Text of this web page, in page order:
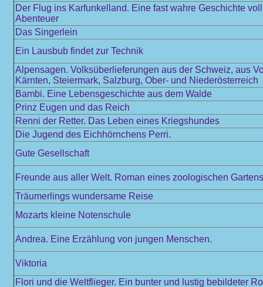
Der Flug ins Karfunkelland. Eine fast wahre Geschichte
Abenteuer
Das Singerlein
Ein Lausbub findet zur Technik
Alpensagen. Volksüberlieferungen aus der Schweiz, aus
Kärnten, Steiermark, Salzburg, Ober- und Niederösterreich
Bambi. Eine Lebensgeschichte aus dem Walde
Prinz Eugen und das Reich
Renni der Retter. Das Leben eines Kriegshundes
Die Jugend des Eichhörnchens Perri.
Gute Gesellschaft
Freunde aus aller Welt. Roman eines zoologischen Gartens
Träumerlings wundersame Reise
Mozarts kleine Notenschule
Andrea. Eine Erzählung von jungen Menschen.
Viktoria
Flori und die Weltflieger. Ein bunter und lustig bebildeter